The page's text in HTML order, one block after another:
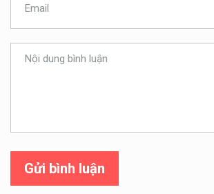
Gửi bình luận